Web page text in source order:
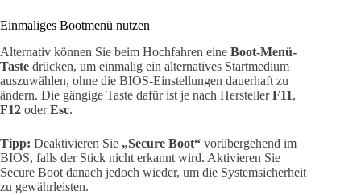
Einmaliges Bootmenü nutzen
Alternativ können Sie beim Hochfahren eine Boot-Menü-
Taste drücken, um einmalig ein alternatives Startmedium
auszuwählen, ohne die BIOS-Einstellungen dauerhaft zu
ändern. Die gängige Taste dafür ist je nach HerstellerF11,
F12 oderEsc.
Tipp: Deaktivieren Sie „Secure Boot“ vorübergehend im
BIOS, falls der Stick nicht erkannt wird. Aktivieren Sie
Secure Boot danach jedoch wieder, um die Systemsicherheit
zu gewährleisten.